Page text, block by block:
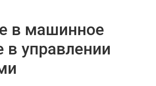
в машинное
в управлении